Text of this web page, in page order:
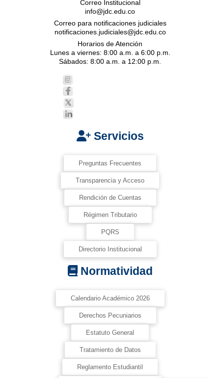
Correo Institucional
info@jdc.edu.co
Correo para notificaciones judiciales
notificaciones.judiciales@jdc.edu.co
Horarios de Atención
Lunes a viernes: 8:00 a.m. a 6:00 p.m.
Sábados: 8:00 a.m. a 12:00 p.m.
Servicios
Preguntas Frecuentes
Transparencia y Acceso
Rendición de Cuentas
Régimen Tributario
PQRS
Directorio Institucional
Normatividad
Calendario Académico 2026
Derechos Pecuniarios
Estatuto General
Tratamiento de Datos
Reglamento Estudiantil